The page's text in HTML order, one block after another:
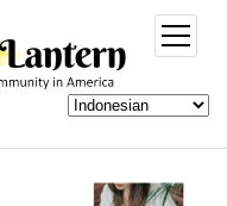
open
menu